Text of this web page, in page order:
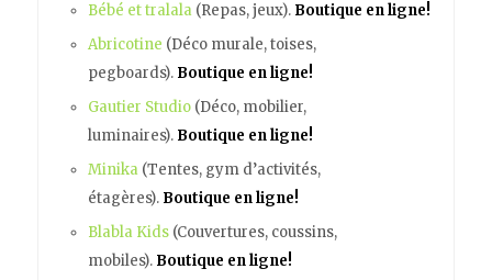
Bébé et tralala(Repas, jeux). Boutique en ligne!
Abricotine (Déco murale, toises,
pegboards). Boutique en ligne!
Gautier Studio(Déco, mobilier,
luminaires). Boutique en ligne!
Minika(Tentes, gym d’activités,
étagères). Boutique en ligne!
Blabla Kids(Couvertures, coussins,
mobiles). Boutique en ligne!